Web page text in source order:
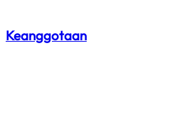
Keanggotaan